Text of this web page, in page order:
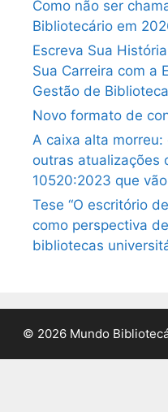
Como não ser
Bibliotecário em
Escreva Sua
Sua Carreira com a
Gestão de
Novo formato de
A caixa alta
outras atualizações
10520:2023 que
Tese “O escritório
como perspectiva
bibliotecas
© 2026 Mundo